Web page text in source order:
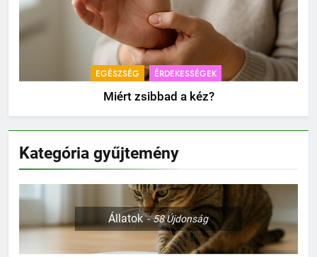
EGÉSZSÉG ÉRDEKESSÉGEK
Miért zsibbad a kéz?
Kategória gyűjtemény
Állatok 58Újdonság